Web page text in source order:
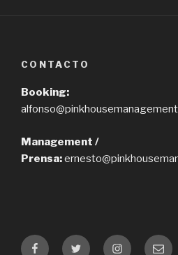
CONTACTO
Booking:
Management /
Prensa:
FacebookTwitter Instagram